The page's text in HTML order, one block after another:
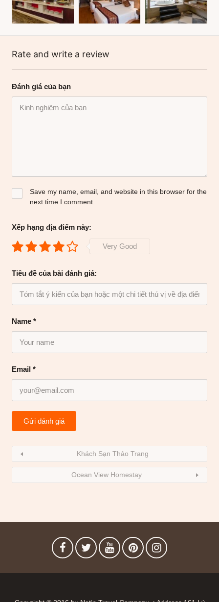
Rate and write a review
Đánh giá của bạn
Name *
Email *
Save my name, email, and website in this browser for the
next time I comment.
Xếp hạng địa điểm này:
Very Good
Tiêu đề của bài đánh giá:
Khách Sạn Thảo Trang
Ocean View Homestay